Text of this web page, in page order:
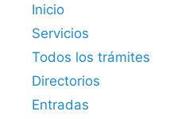
Inicio
Servicios
Todos los trámites
Directorios
Entradas